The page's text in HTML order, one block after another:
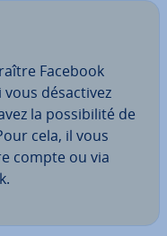
Facebook
dé­sac­ti­vez
la pos­si­bi­lité de
cela, il vous
compte ou via